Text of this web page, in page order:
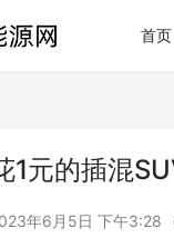
首页
1元的插混
年6月5日 下午3:28